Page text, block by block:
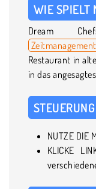
WIE SPIELT
Dream
Restaurant in
in das
STEUERUNG
NUTZE DIE
KLICKE